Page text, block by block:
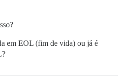
em EOL (fim de vida) ou já é